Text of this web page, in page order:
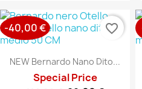
NEW Bernardo Nano Dito...
Special Price
-40,00 € favorite_border